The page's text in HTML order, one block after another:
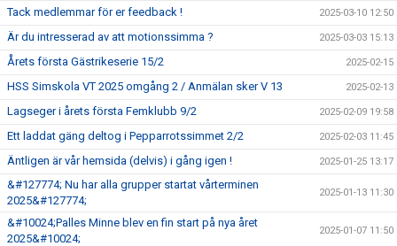
Tack medlemmar för er feedback ! 2025-03-10 12:50
Är du intresserad av att motionssimma ? 2025-03-03 15:13
Årets första Gästrikeserie 15/2 2025-02-15
HSS Simskola VT 2025 omgång 2 / Anmälan sker V 13 2025-02-13
Lagseger i årets första Femklubb 9/2 2025-02-09 19:58
Ett laddat gäng deltog i Pepparrotssimmet 2/2 2025-02-03 11:45
Äntligen är vår hemsida (delvis) i gång igen ! 2025-01-25 13:17
&#127774; Nu har alla grupper startat vårterminen
2025&#127774;
2025-01-13 11:30
&#10024;Palles Minne blev en fin start på nya året
2025&#10024;
2025-01-07 11:50